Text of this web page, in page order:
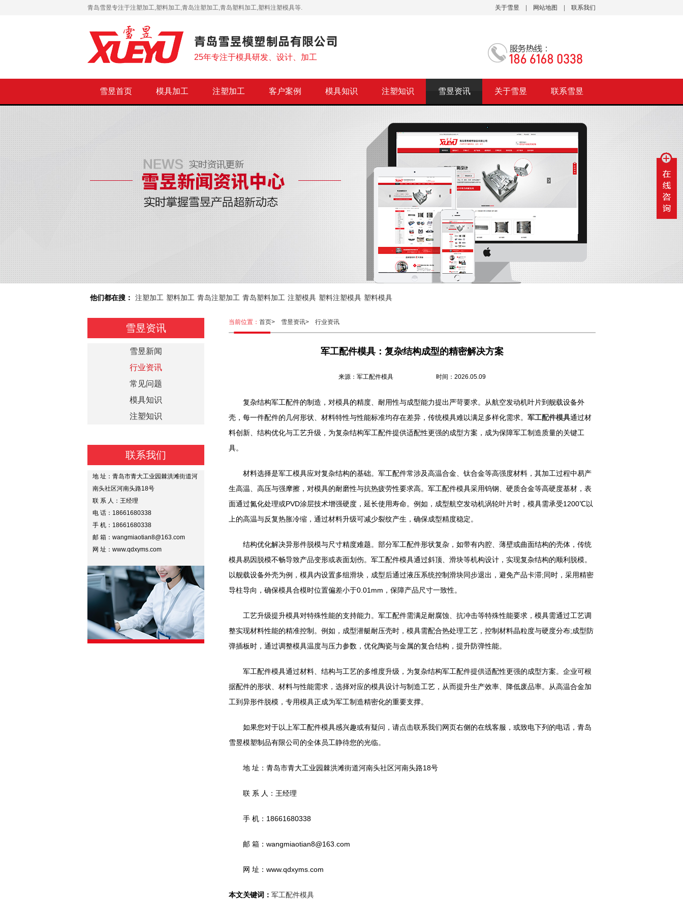
青岛雪昱专注于注塑加工,塑料加工,青岛注塑加工,青岛塑料加工,塑料注塑模具等. 关于雪昱 网站地图 联系我们
25年专注于模具研发、设计、加工
雪昱首页 模具加工 注塑加工 客户案例 模具知识 注塑知识 雪昱资讯 关于雪昱 联系雪昱
他们都在搜： 注塑加工 塑料加工 青岛注塑加工 青岛塑料加工 注塑模具 塑料注塑模具 塑料模具
雪昱资讯
雪昱新闻
行业资讯
常见问题
模具知识
注塑知识
联系我们
地 址：青岛市青大工业园棘洪滩街道河
南头社区河南头路18号
联 系 人：王经理
电 话：18661680338
手 机：18661680338
邮 箱：wangmiaotian8@163.com
网 址：www.qdxyms.com
当前位置： 首页> 雪昱资讯> 行业资讯
军工配件模具：复杂结构成型的精密解决方案
来源：军工配件模具 时间：2026.05.09
复杂结构军工配件的制造，对模具的精度、耐用性与成型能力提出严苛要求。从航空发动机叶片到舰载设备外
壳，每一件配件的几何形状、材料特性与性能标准均存在差异，传统模具难以满足多样化需求。 军工配件模具通过材
料创新、结构优化与工艺升级，为复杂结构军工配件提供适配性更强的成型方案，成为保障军工制造质量的关键工
具。
材料选择是军工模具应对复杂结构的基础。军工配件常涉及高温合金、钛合金等高强度材料，其加工过程中易产
生高温、高压与强摩擦，对模具的耐磨性与抗热疲劳性要求高。军工配件模具采用钨钢、硬质合金等高硬度基材，表
面通过氮化处理或PVD涂层技术增强硬度，延长使用寿命。例如，成型航空发动机涡轮叶片时，模具需承受1200℃以
上的高温与反复热胀冷缩，通过材料升级可减少裂纹产生，确保成型精度稳定。
结构优化解决异形件脱模与尺寸精度难题。部分军工配件形状复杂，如带有内腔、薄壁或曲面结构的壳体，传统
模具易因脱模不畅导致产品变形或表面划伤。军工配件模具通过斜顶、滑块等机构设计，实现复杂结构的顺利脱模。
以舰载设备外壳为例，模具内设置多组滑块，成型后通过液压系统控制滑块同步退出，避免产品卡滞;同时，采用精密
导柱导向，确保模具合模时位置偏差小于0.01mm，保障产品尺寸一致性。
工艺升级提升模具对特殊性能的支持能力。军工配件需满足耐腐蚀、抗冲击等特殊性能要求，模具需通过工艺调
整实现材料性能的精准控制。例如，成型潜艇耐压壳时，模具需配合热处理工艺，控制材料晶粒度与硬度分布;成型防
弹插板时，通过调整模具温度与压力参数，优化陶瓷与金属的复合结构，提升防弹性能。
军工配件模具通过材料、结构与工艺的多维度升级，为复杂结构军工配件提供适配性更强的成型方案。企业可根
据配件的形状、材料与性能需求，选择对应的模具设计与制造工艺，从而提升生产效率、降低废品率。从高温合金加
工到异形件脱模，专用模具正成为军工制造精密化的重要支撑。
如果您对于以上军工配件模具感兴趣或有疑问，请点击联系我们网页右侧的在线客服，或致电下列的电话，青岛
雪昱模塑制品有限公司的全体员工静待您的光临。
地 址：青岛市青大工业园棘洪滩街道河南头社区河南头路18号
联 系 人：王经理
手 机：18661680338
邮 箱：wangmiaotian8@163.com
网 址：www.qdxyms.com
本文关键词： 军工配件模具